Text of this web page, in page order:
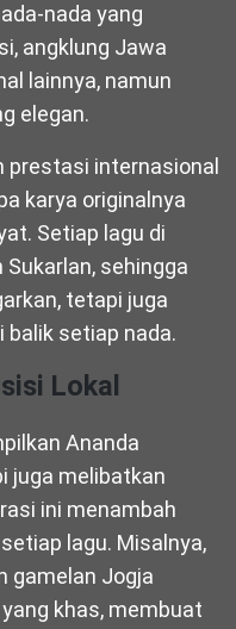
nada yang
angklung Jawa
lainnya, namun
elegan.
prestasi internasional
karya originalnya
Setiap lagu di
sehingga
tetapi juga
balik setiap nada.
Lokal
Ananda
juga melibatkan
ini menambah
lagu. Misalnya,
gamelan Jogja
khas, membuat